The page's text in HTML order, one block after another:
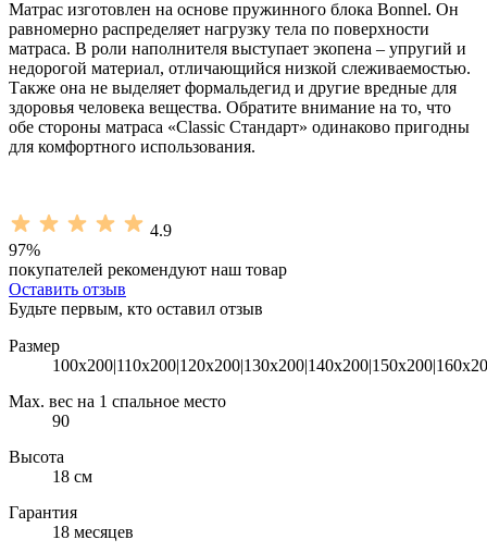
Матрас изготовлен на основе пружинного блока Bonnel. Он
равномерно распределяет нагрузку тела по поверхности
матраса. В роли наполнителя выступает экопена – упругий и
недорогой материал, отличающийся низкой слеживаемостью.
Также она не выделяет формальдегид и другие вредные для
здоровья человека вещества. Обратите внимание на то, что
обе стороны матраса «Classic Стандарт» одинаково пригодны
для комфортного использования.
4.9
97%
покупателей рекомендуют наш товар
Оставить отзыв
Будьте первым, кто оставил отзыв
Размер
Max. вес на 1 спальное место
90
Высота
18 см
Гарантия
18 месяцев